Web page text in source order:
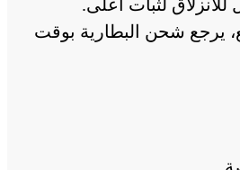
لثبات أعلى.
يرجع شحن البطارية بوقت